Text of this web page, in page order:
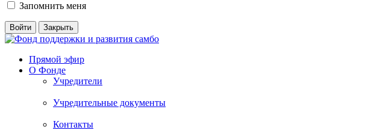
Запомнить меня
Прямой эфир
О Фонде
Учредители
Учредительные документы
Контакты